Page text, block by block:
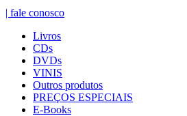
| fale conosco
Livros
CDs
DVDs
VINIS
Outros produtos
PREÇOS ESPECIAIS
E-Books